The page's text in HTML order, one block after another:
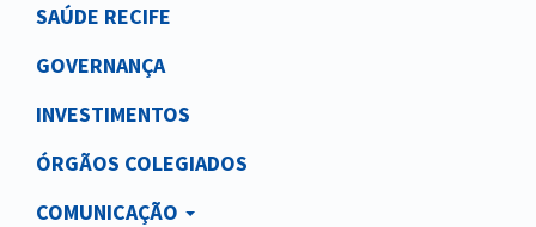
SAÚDE RECIFE
GOVERNANÇA
INVESTIMENTOS
ÓRGÃOS COLEGIADOS
COMUNICAÇÃO